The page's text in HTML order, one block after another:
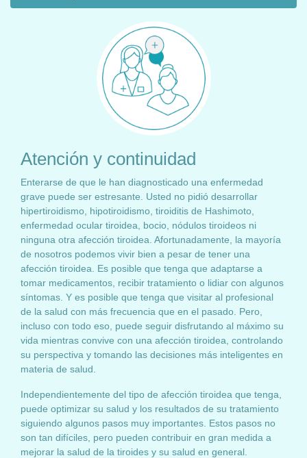
Atención y continuidad
Enterarse de que le han diagnosticado una enfermedad
grave puede ser estresante. Usted no pidió desarrollar
hipertiroidismo, hipotiroidismo, tiroiditis de Hashimoto,
enfermedad ocular tiroidea, bocio, nódulos tiroideos ni
ninguna otra afección tiroidea. Afortunadamente, la mayoría
de nosotros podemos vivir bien a pesar de tener una
afección tiroidea. Es posible que tenga que adaptarse a
tomar medicamentos, recibir tratamiento o lidiar con algunos
síntomas. Y es posible que tenga que visitar al profesional
de la salud con más frecuencia que en el pasado. Pero,
incluso con todo eso, puede seguir disfrutando al máximo su
vida mientras convive con una afección tiroidea, controlando
su perspectiva y tomando las decisiones más inteligentes en
materia de salud.
Independientemente del tipo de afección tiroidea que tenga,
puede optimizar su salud y los resultados de su tratamiento
siguiendo algunos pasos muy importantes. Estos pasos no
son tan difíciles, pero pueden contribuir en gran medida a
mejorar la salud de la tiroides y su salud en general.